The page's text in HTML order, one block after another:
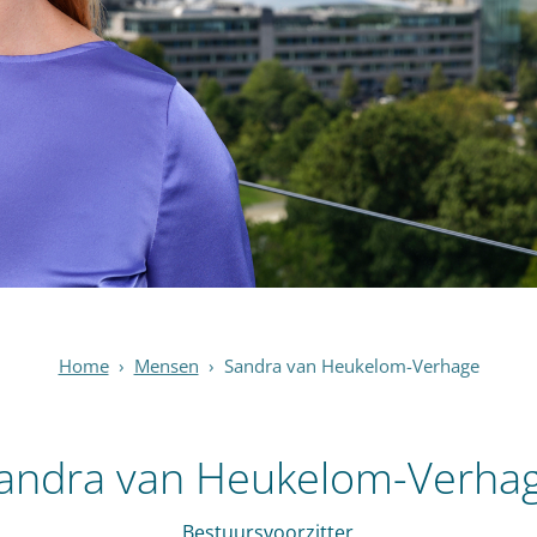
Home › Mensen › Sandra van Heukelom-Verhage
van Heukelom-